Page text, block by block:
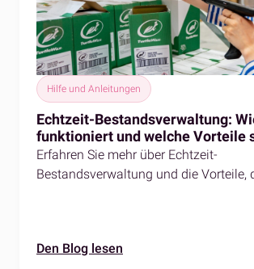
Hilfe und Anleitungen
Echtzeit-Bestandsverwaltung:
funktioniert und welche Vorteile
Erfahren Sie mehr über Echtzeit-
Bestandsverwaltung und die Vorteile,
Den Blog lesen